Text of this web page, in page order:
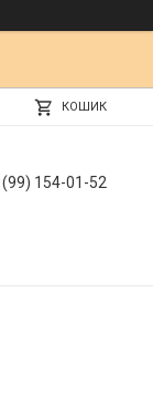
КОШИК
(99) 154-01-52